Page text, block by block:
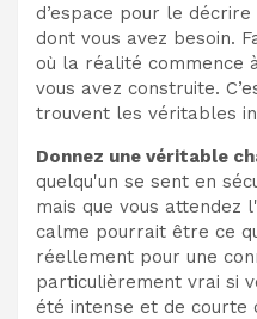
d’espace pour le
dont vous avez besoin.
où la réalité commence
vous avez construite.
trouvent les véritables
Donnez une véritable
quelqu'un se sent en
mais que vous attendez
calme pourrait être ce
réellement pour une
particulièrement vrai si
été intense et de courte